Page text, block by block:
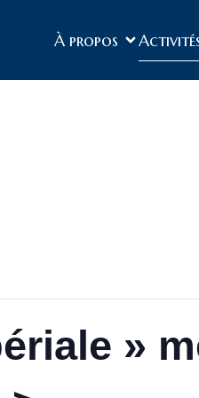
À propos
»